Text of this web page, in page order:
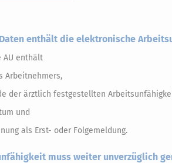
enthält die elektronische
AU enthält
Arbeitnehmers,
der ärztlich festgestellten
und
als Erst- oder Folgemeldung.
muss weiter unverzüglich